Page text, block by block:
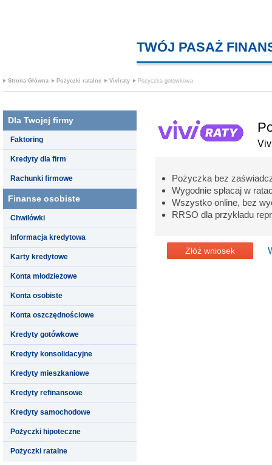
TWÓJ PASAŻ
Strona Główna Pożyczki ratalne Viviraty Pozyczka gotowkowa
Dla Twojej firmy
Faktoring
Kredyty dla firm
Rachunki firmowe
Finanse osobiste
Chwilówki
Informacja kredytowa
Karty kredytowe
Konta młodzieżowe
Konta osobiste
Konta oszczędnościowe
Kredyty gotówkowe
Kredyty konsolidacyjne
Kredyty mieszkaniowe
Kredyty refinansowe
Kredyty samochodowe
Pożyczki hipoteczne
Pożyczki ratalne
Pożyczka bez
Wygodnie spłacaj w
Wszystko online, bez
RRSO dla przykładu
Złóż wniosek